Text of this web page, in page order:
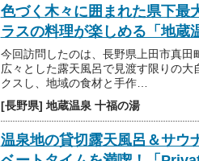
色づく木々に囲まれた県下最
ラスの料理が楽しめる「地蔵
今回訪問したのは、長野県上田市真田
広々とした露天風呂で見渡す限りの
クスし、地域の食材と手作…
[長野県] 地蔵温泉 十福の湯
温泉地の貸切露天風呂＆サウ